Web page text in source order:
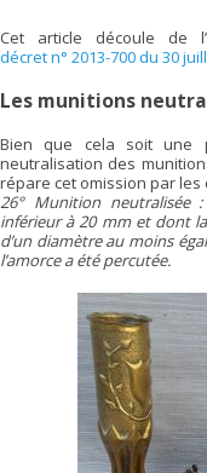
Cet article découle de
décret n° 2013-700 du 30
Les munitions
Bien que cela soit une
neutralisation des
répare cet omission par
26° Munition
inférieur à 20 mm et dont
d’un diamètre au moins
l’amorce a été percutée.